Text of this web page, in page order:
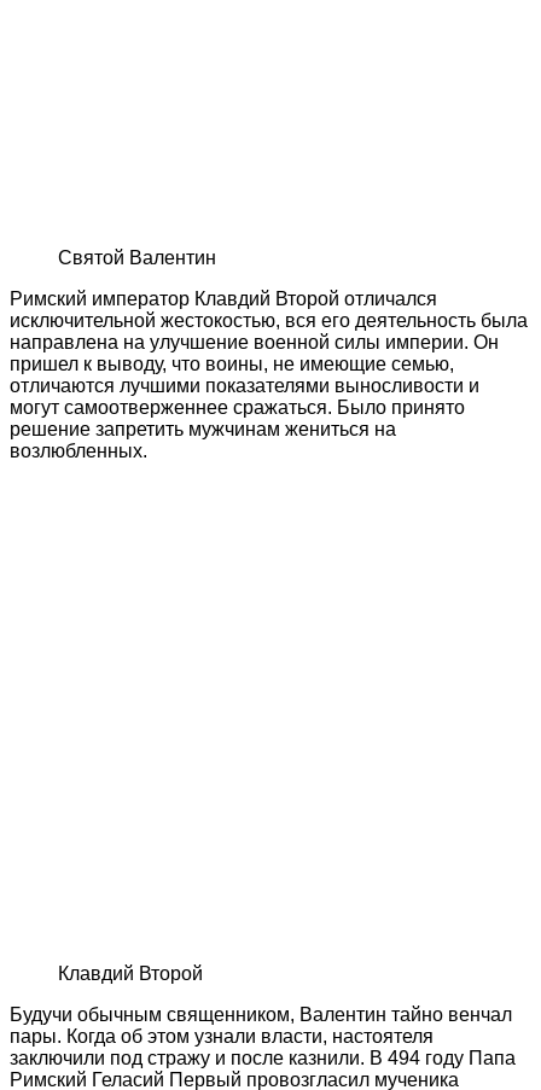
Святой Валентин
Римский император Клавдий Второй отличался
исключительной жестокостью, вся его деятельность была
направлена на улучшение военной силы империи. Он
пришел к выводу, что воины, не имеющие семью,
отличаются лучшими показателями выносливости и
могут самоотверженнее сражаться. Было принято
решение запретить мужчинам жениться на
возлюбленных.
Клавдий Второй
Будучи обычным священником, Валентин тайно венчал
пары. Когда об этом узнали власти, настоятеля
заключили под стражу и после казнили. В 494 году Папа
Римский Геласий Первый провозгласил мученика